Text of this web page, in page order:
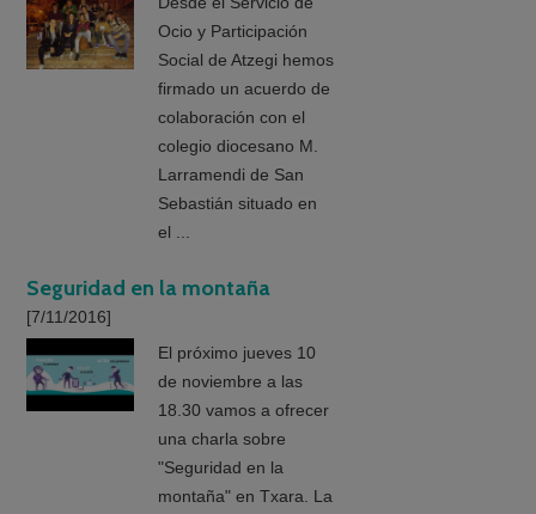
Ocio y Participación
Social de Atzegi hemos
firmado un acuerdo de
colaboración con el
colegio diocesano M.
Larramendi de San
Sebastián situado en
el ...
Seguridad en la montaña
[7/11/2016]
El próximo jueves 10
de noviembre a las
18.30 vamos a ofrecer
una charla sobre
"Seguridad en la
montaña" en Txara. La